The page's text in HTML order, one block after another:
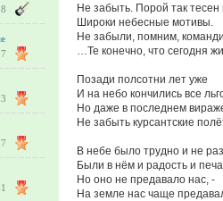
Не забыть. Порой так тесен
Широки небесные мотивы.
Не забыли, помним,
…Те конечно, что сегодня
Позади полсотни лет уже
И на небо кончились все
Но даже в последнем
Не забыть курсантские
В небе было трудно и не
Были в нём и радость и
Но оно не предавало нас, -
На земле нас чаще